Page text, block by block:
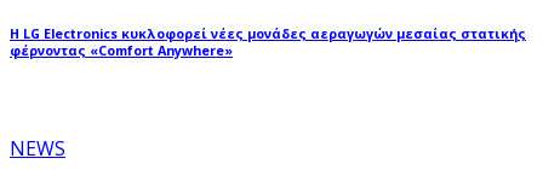
Η LG Electronics κυκλοφορεί νέες μονάδες αεραγωγών μεσαίας στατικής
φέρνοντας «Comfort Anywhere»
NEWS